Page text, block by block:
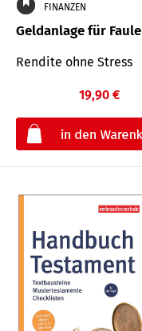
FINANZEN
Geldanlage für Faule
Rendite ohne Stress
19,90 €